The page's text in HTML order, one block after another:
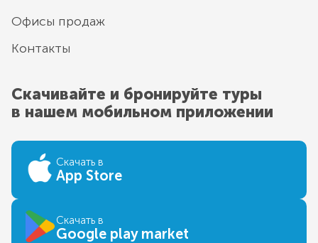
Офисы продаж
Контакты
Скачивайте и бронируйте туры
в нашем мобильном приложении
Скачать в
App Store
Скачать в
Google play market